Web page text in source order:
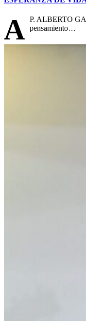
A P. ALBERTO
pensamiento…